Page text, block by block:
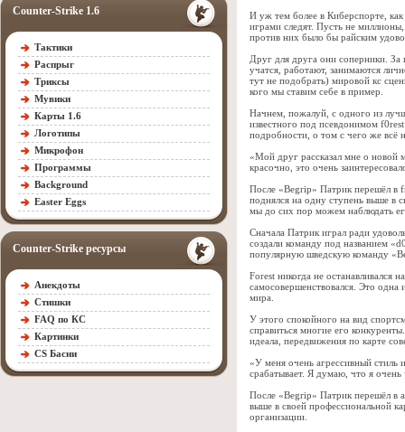
Counter-Strike 1.6
Тактики
Распрыг
Триксы
Мувики
Карты 1.6
Логотипы
Микрофон
Программы
Background
Easter Eggs
Counter-Strike ресурсы
Анекдоты
Стишки
FAQ по КС
Картинки
CS Басни
И уж тем более в Киберспорте,
играми следят. Пусть не
против них было бы райским
Друг для друга они соперники.
учатся, работают, занимаются
тут не подобрать) мировой кс
кого мы ставим себе в пример.
Начнем, пожалуй, с одного из
известного под псевдонимом
подробности, о том с чего же всё
«Мой друг рассказал мне о новой
красочно, это очень
После «Begrip» Патрик перешёл в
поднялся на одну ступень выше в
мы до сих пор можем наблюдать
Сначала Патрик играл ради
создали команду под названием
популярную шведскую команду
Forest никогда не останавливался
самосовершенствовался. Это одна
мира.
У этого спокойного на вид
справиться многие его
идеала, передвижения по карте
«У меня очень агрессивный стиль
срабатывает. Я думаю, что я
После «Begrip» Патрик перешёл в
выше в своей профессиональной
организации.